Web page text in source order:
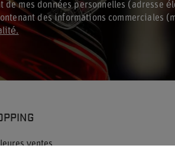
de mes données personnelles (adresse
des informations commerciales
ventes